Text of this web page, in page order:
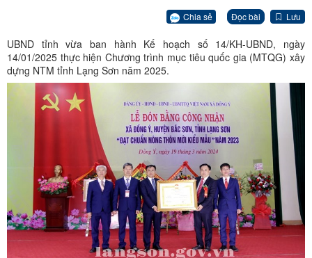
Chia sẻ Đọc bài Lưu
UBND tỉnh vừa ban hành Kế hoạch số 14/KH-UBND, ngày
14/01/2025 thực hiện Chương trình mục tiêu quốc gia (MTQG) xây
dựng NTM tỉnh Lạng Sơn năm 2025.